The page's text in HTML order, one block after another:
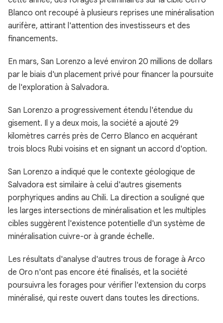
Blanco ont recoupé à plusieurs reprises une minéralisation
aurifère, attirant l'attention des investisseurs et des
financements.
En mars, San Lorenzo a levé environ 20 millions de dollars
par le biais d'un placement privé pour financer la poursuite
de l'exploration à Salvadora.
San Lorenzo a progressivement étendu l'étendue du
gisement. Il y a deux mois, la société a ajouté 29
kilomètres carrés près de Cerro Blanco en acquérant
trois blocs Rubi voisins et en signant un accord d'option.
San Lorenzo a indiqué que le contexte géologique de
Salvadora est similaire à celui d'autres gisements
porphyriques andins au Chili. La direction a souligné que
les larges intersections de minéralisation et les multiples
cibles suggèrent l'existence potentielle d'un système de
minéralisation cuivre-or à grande échelle.
Les résultats d'analyse d'autres trous de forage à Arco
de Oro n'ont pas encore été finalisés, et la société
poursuivra les forages pour vérifier l'extension du corps
minéralisé, qui reste ouvert dans toutes les directions.